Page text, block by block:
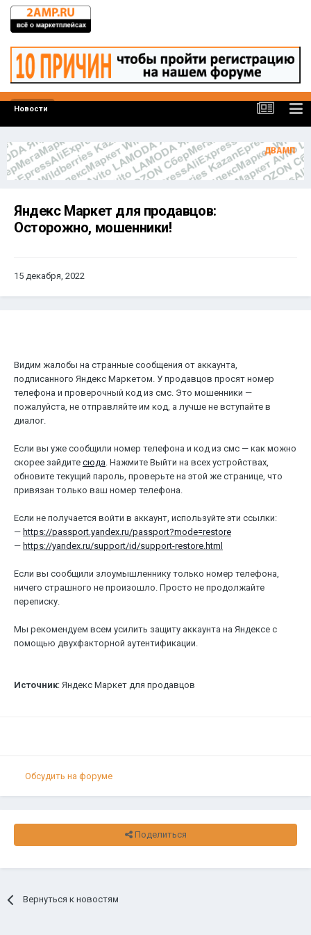
Новости
Яндекс Маркет для продавцов:
Осторожно, мошенники!
15 декабря, 2022
Видим жалобы на странные сообщения от аккаунта,
подписанного Яндекс Маркетом. У продавцов просят номер
телефона и проверочный код из смс. Это мошенники —
пожалуйста, не отправляйте им код, а лучше не вступайте в
диалог.
Если вы уже сообщили номер телефона и код из смс — как можно
скорее зайдите сюда. Нажмите Выйти на всех устройствах,
обновите текущий пароль, проверьте на этой же странице, что
привязан только ваш номер телефона.
Если не получается войти в аккаунт, используйте эти ссылки:
— https://passport.yandex.ru/passport?mode=restore
— https://yandex.ru/support/id/support-restore.html
Если вы сообщили злоумышленнику только номер телефона,
ничего страшного не произошло. Просто не продолжайте
переписку.
Мы рекомендуем всем усилить защиту аккаунта на Яндексе с
помощью двухфакторной аутентификации.
Источник: Яндекс Маркет для продавцов
Обсудить на форуме
Поделиться
Вернуться к новостям